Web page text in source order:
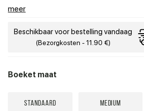
meer
Beschikbaar voor bestelling vandaag
(Bezorgkosten - 11.90 €)
Boeket maat
Standaard
Medium